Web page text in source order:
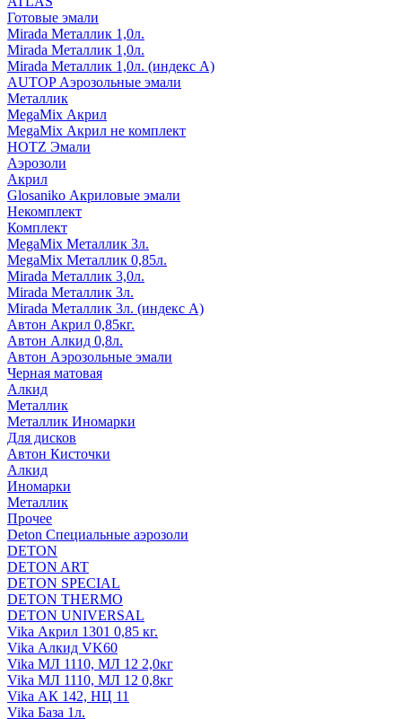
Готовые эмали
Mirada Металлик 1,0л.
Mirada Металлик 1,0л.
Mirada Металлик 1,0л. (индекс А)
AUTOP Аэрозольные эмали
Металлик
MegaMix Акрил
MegaMix Акрил не комплект
HOTZ Эмали
Аэрозоли
Акрил
Glosaniko Акриловые эмали
Некомплект
Комплект
MegaMix Металлик 3л.
MegaMix Металлик 0,85л.
Mirada Металлик 3,0л.
Mirada Металлик 3л.
Mirada Металлик 3л. (индекс А)
Автон Акрил 0,85кг.
Автон Алкид 0,8л.
Автон Аэрозольные эмали
Черная матовая
Алкид
Металлик
Металлик Иномарки
Для дисков
Автон Кисточки
Алкид
Иномарки
Металлик
Прочее
Deton Специальные аэрозоли
DETON
DETON ART
DETON SPECIAL
DETON THERMO
DETON UNIVERSAL
Vika Акрил 1301 0,85 кг.
Vika Алкид VK60
Vika МЛ 1110, МЛ 12 2,0кг
Vika МЛ 1110, МЛ 12 0,8кг
Vika АК 142, НЦ 11
Vika База 1л.